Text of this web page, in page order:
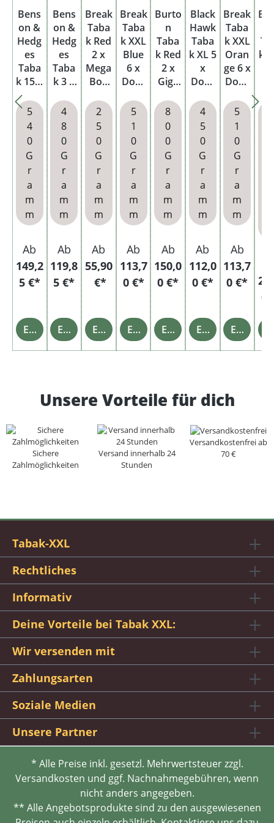
Bens
on &
Hedg
es
Taba
k 15 x
Dose
mit
2000
King
Size
Hülse
n
5
4
0
G
r
a
m
m
Ab
149,2
5 €*
Einzelheiten
Bens
on &
Hedg
es
Taba
k 3 x
l mit
Hülse
n
4
8
0
G
r
a
m
m
Ab
119,8
5 €*
Einzelheiten
Break
Taba
k Red
2 x
Mega
Box
wähl
baren
Filter
hülse
n und
Asch
enbe
cher
2
5
0
G
r
a
m
m
Ab
55,90
€*
Einzelheiten
Break
Taba
k XXL
Blue
6 x
Dose
wähl
baren
Hülse
n und
Metal
letui
5
1
0
G
r
a
m
m
Ab
113,7
0 €*
Einzelheiten
Burto
n
Taba
k Red
2 x
Giga
400g
mit
wähl
baren
Hülse
n und
Asch
enbe
cher
8
0
0
G
r
a
m
m
Ab
150,0
0 €*
Einzelheiten
Black
Hawk
Taba
k XL 5
x
Dose
wähl
baren
Hülse
n
4
5
0
G
r
a
m
m
Ab
112,0
0 €*
Einzelheiten
Break
Taba
k XXL
Oran
ge 6 x
Dose
wähl
baren
Hülse
n und
Metal
letui
5
1
0
G
r
a
m
m
Ab
113,7
0 €*
Einzelheiten
k
0
Unsere Vorteile für dich
Sichere
Zahlmöglichkeiten
Versand innerhalb 24
Stunden
Versandkostenfrei ab
70 €
Tabak-XXL
Rechtliches
Informativ
Deine Vorteile bei Tabak XXL:
Wir versenden mit
Zahlungsarten
Soziale Medien
Unsere Partner
* Alle Preise inkl. gesetzl. Mehrwertsteuer zzgl.
Versandkosten und ggf. Nachnahmegebühren, wenn
nicht anders angegeben.
** Alle Angebotsprodukte sind zu den ausgewiesenen